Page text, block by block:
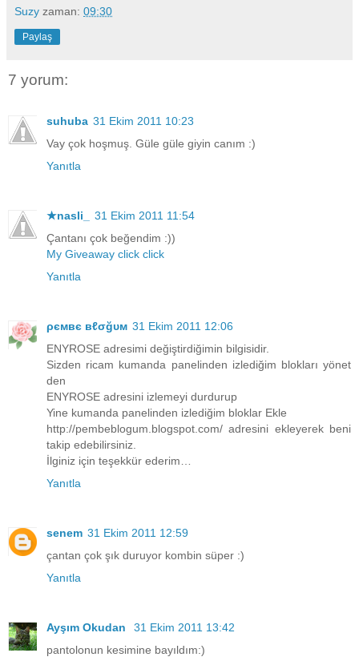
Suzy zaman: 09:30
Paylaş
7 yorum:
suhuba 31 Ekim 2011 10:23
Vay çok hoşmuş. Güle güle giyin canım :)
Yanıtla
★nasli_
31 Ekim 2011 11:54
Çantanı çok beğendim :))
My Giveaway click click
Yanıtla
ρємвє вℓσğυм 31 Ekim 2011 12:06
ENYROSE adresimi değiştirdiğimin bilgisidir.
Sizden ricam kumanda panelinden izlediğim blokları yönet
den
ENYROSE adresini izlemeyi durdurup
Yine kumanda panelinden izlediğim bloklar Ekle
http://pembeblogum.blogspot.com/ adresini ekleyerek beni
takip edebilirsiniz.
İlginiz için teşekkür ederim…
Yanıtla
senem 31 Ekim 2011 12:59
çantan çok şık duruyor kombin süper :)
Yanıtla
Ayşım Okudan
31 Ekim 2011 13:42
pantolonun kesimine bayıldım:)